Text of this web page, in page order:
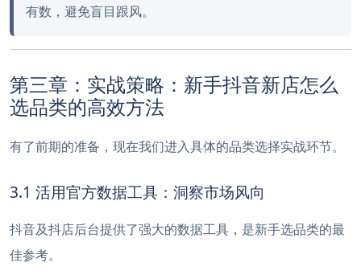
有数，避免盲目跟风。
第三章：实战策略：新手抖音新店怎么
选品类的高效方法
有了前期的准备，现在我们进入具体的品类选择实战环节。
3.1 活用官方数据工具：洞察市场风向
抖音及抖店后台提供了强大的数据工具，是新手选品类的最
佳参考。